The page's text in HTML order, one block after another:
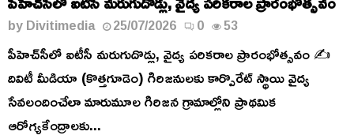
byDivitimedia 25/07/2026 0 53
పీహెచ్‌సీలో ఐటీసీ మరుగుదొడ్లు, వైద్య పరికరాల ప్రారంభోత్సవం ✍️
దివిటీ మీడియా (కొత్తగూడెం) గిరిజనులకు కార్పొరేట్ స్థాయి వైద్య
సేవలందించేలా మారుమూల గిరిజన గ్రామాల్లోని ప్రాథమిక
ఆరోగ్యకేంద్రాలకు...